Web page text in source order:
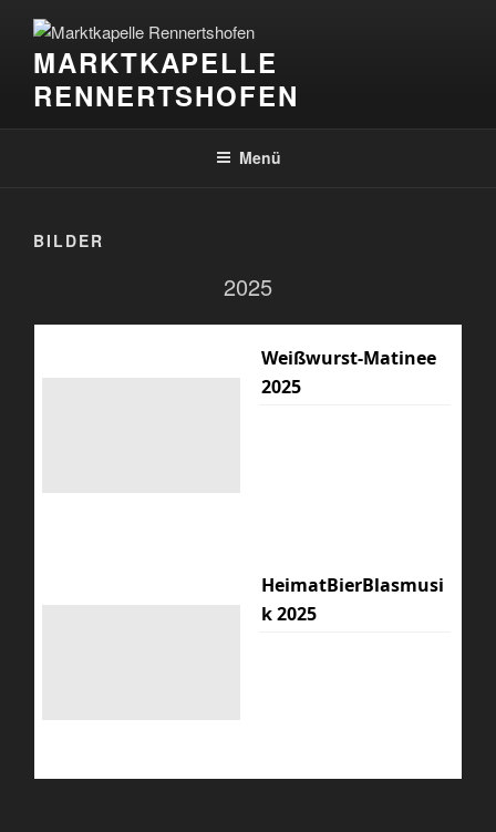
Inhalt
springenMARKTKAPELLE
RENNERTSHOFEN
Menü
BILDER
2025
Weißwurst-Matinee
2025
HeimatBierBlasmusi
k 2025